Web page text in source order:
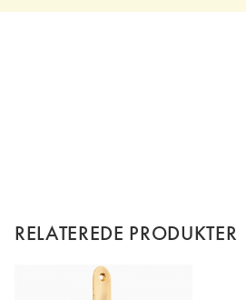
RELATEREDE PRODUKTER